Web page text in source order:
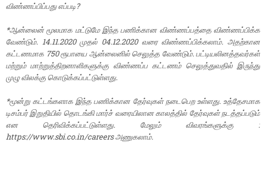
விண்ணப்பிப்பது எப்படி?
*ஆன்லைன் மூலமாக மட்டுமே இந்த பணிக்கான விண்ணப்பத்தை விண்ணப்பிக்க
வேண்டும். 14.11.2020 முதல் 04.12.2020 வரை விண்ணப்பிக்கலாம். அதற்கான
கட்டணமாக 750 ரூபாயை ஆன்லைனில் செலுத்த வேண்டும். பட்டியலினத்தவர்கள்
மற்றும் மாற்றுத்திறனாளிகளுக்கு விண்ணப்ப கட்டணம் செலுத்துவதில் இருந்து
முழு விலக்கு கொடுக்கப்பட்டுள்ளது.
*மூன்று கட்டங்களாக இந்த பணிக்கான தேர்வுகள் நடைபெற உள்ளது. உத்தேசமாக
டிசம்பர் இறுதியில் தொடங்கி மார்ச் வரையிலான காலத்தில் தேர்வுகள் நடத்தப்படும்
என தெரிவிக்கப்பட்டுள்ளது. மேலும் விவரங்களுக்கு :
https://www.sbi.co.in/careers அணுகலாம்.